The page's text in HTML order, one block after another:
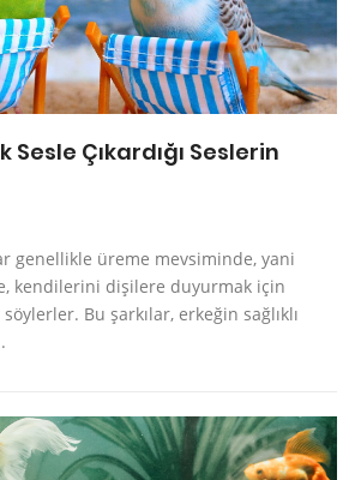
Sesle Çıkardığı Seslerin
genellikle üreme mevsiminde, yani
kendilerini dişilere duyurmak için
Bu şarkılar, erkeğin sağlıklı